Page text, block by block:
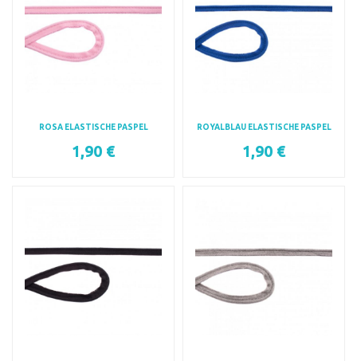
ROSA ELASTISCHE PASPEL
1,90 €
ROYALBLAU ELASTISCHE PASPEL
1,90 €